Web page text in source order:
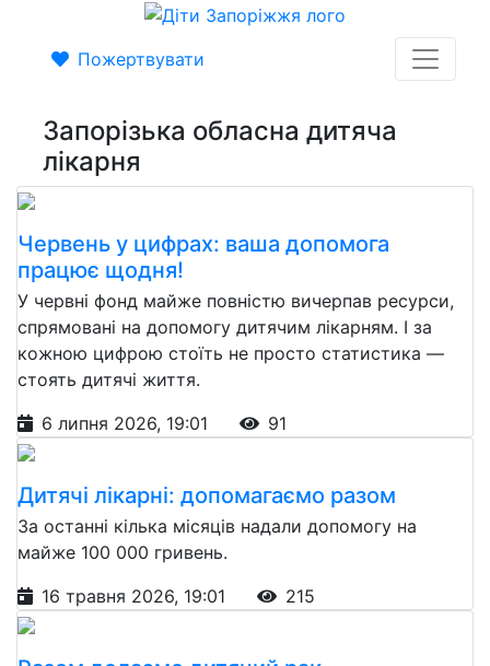
Пожертвувати
Запорізька обласна дитяча
лікарня
Червень у цифрах: ваша допомога
працює щодня!
У червні фонд майже повністю вичерпав ресурси,
спрямовані на допомогу дитячим лікарням. І за
кожною цифрою стоїть не просто статистика —
стоять дитячі життя.
6 липня 2026, 19:01
91
Дитячі лікарні: допомагаємо разом
За останні кілька місяців надали допомогу на
майже 100 000 гривень.
16 травня 2026, 19:01
215